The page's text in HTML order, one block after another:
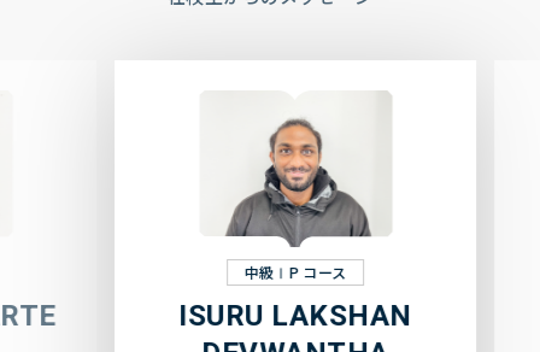
中級ⅠP コース
ISURU LAKSHAN